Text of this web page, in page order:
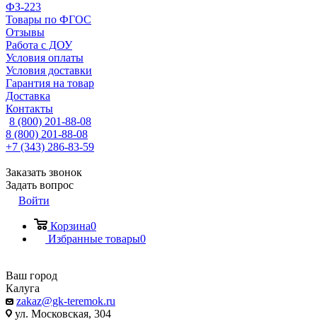
ФЗ-223
Товары по ФГОС
Отзывы
Работа с ДОУ
Условия оплаты
Условия доставки
Гарантия на товар
Доставка
Контакты
8 (800) 201-88-08
8 (800) 201-88-08
+7 (343) 286-83-59
Заказать звонок
Задать вопрос
Войти
Корзина0
Избранные товары0
Ваш город
Калуга
zakaz@gk-teremok.ru
ул. Московская, 304